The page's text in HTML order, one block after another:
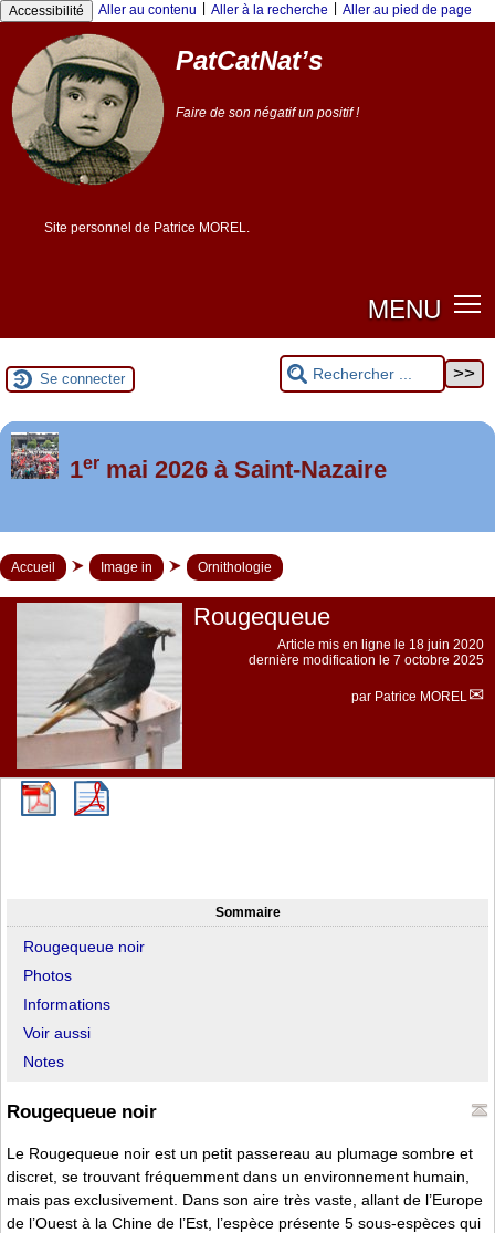
Accessibilité Aller au contenu Aller à la recherche Aller au pied de page
PatCatNat’s
Faire de son négatif un positif !
Site personnel de Patrice MOREL.
MENU
Se connecter
Foutez-nous la paix !
1ermai 2026 à Saint-Nazaire
Accueil Image in Ornithologie
Rougequeue
Article mis en ligne le 18 juin 2020
dernière modification le 7 octobre 2025
par Patrice MOREL
Sommaire
Rougequeue noir
Photos
Informations
Voir aussi
Notes
Rougequeue noir
Le Rougequeue noir est un petit passereau au plumage sombre et
discret, se trouvant fréquemment dans un environnement humain,
mais pas exclusivement. Dans son aire très vaste, allant de l’Europe
de l’Ouest à la Chine de l’Est, l’espèce présente 5 sous-espèces qui